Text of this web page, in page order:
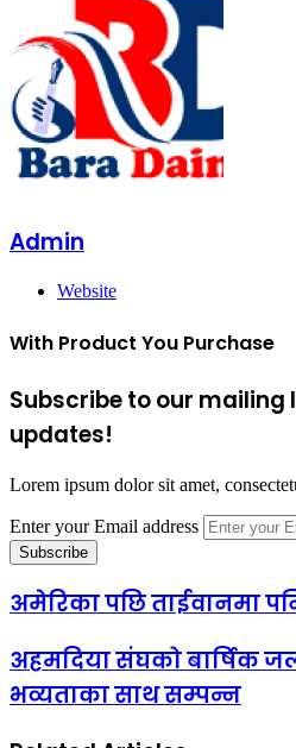
Admin
Website
With Product You Purchase
Subscribe to our mailing
updates!
Lorem ipsum dolor sit amet,
Enter your Email address
अमेरिका पछि ताईवानमा
अहमदिया संघको बार्षिक
भव्यताका साथ सम्पन्न